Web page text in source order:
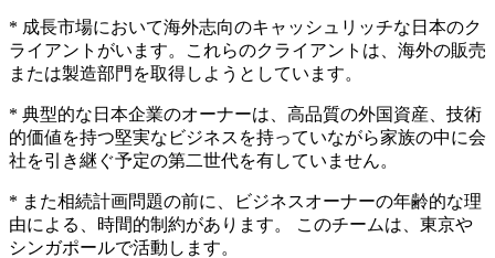
* 成長市場において海外志向のキャッシュリッチな日本のク
ライアントがいます。これらのクライアントは、海外の販売
または製造部門を取得しようとしています。
* 典型的な日本企業のオーナーは、高品質の外国資産、技術
的価値を持つ堅実なビジネスを持っていながら家族の中に会
社を引き継ぐ予定の第二世代を有していません。
* また相続計画問題の前に、ビジネスオーナーの年齢的な理
由による、時間的制約があります。 このチームは、東京や
シンガポールで活動します。